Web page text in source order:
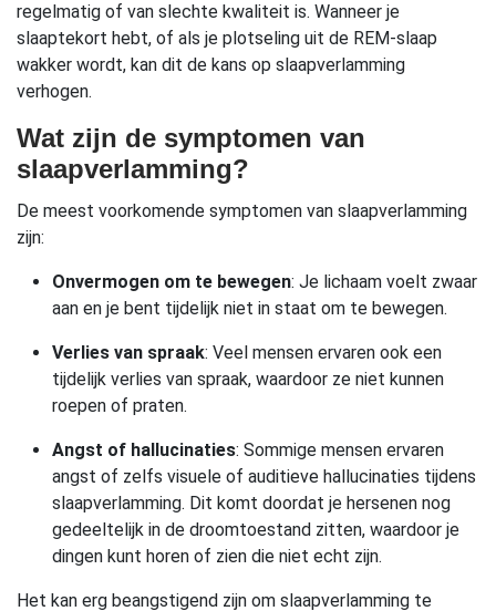
regelmatig of van slechte kwaliteit is. Wanneer je
slaaptekort hebt, of als je plotseling uit de REM-slaap
wakker wordt, kan dit de kans op slaapverlamming
verhogen.
Wat zijn de symptomen van
slaapverlamming?
De meest voorkomende symptomen van slaapverlamming
zijn:
Onvermogen om te bewegen: Je lichaam voelt zwaar
aan en je bent tijdelijk niet in staat om te bewegen.
Verlies van spraak: Veel mensen ervaren ook een
tijdelijk verlies van spraak, waardoor ze niet kunnen
roepen of praten.
Angst of hallucinaties: Sommige mensen ervaren
angst of zelfs visuele of auditieve hallucinaties tijdens
slaapverlamming. Dit komt doordat je hersenen nog
gedeeltelijk in de droomtoestand zitten, waardoor je
dingen kunt horen of zien die niet echt zijn.
Het kan erg beangstigend zijn om slaapverlamming te